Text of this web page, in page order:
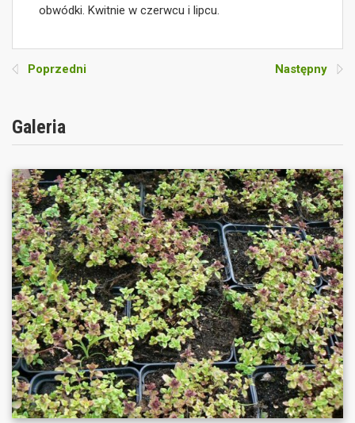
obwódki. Kwitnie w czerwcu i lipcu.
Poprzedni Następny
Galeria